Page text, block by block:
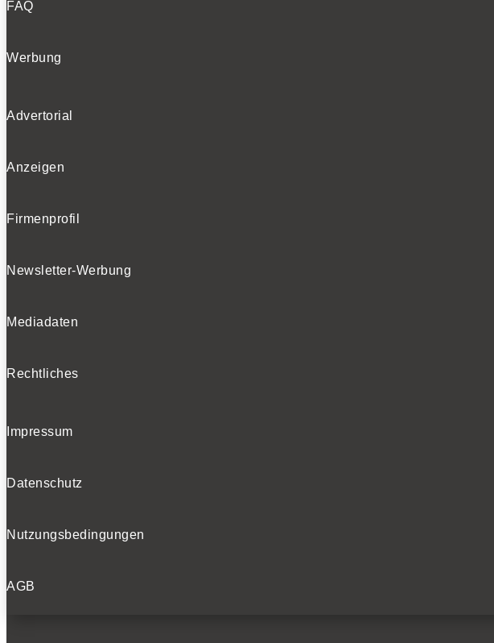
FAQ
Werbung
Advertorial
Anzeigen
Firmenprofil
Newsletter-Werbung
Mediadaten
Rechtliches
Impressum
Datenschutz
Nutzungsbedingungen
AGB